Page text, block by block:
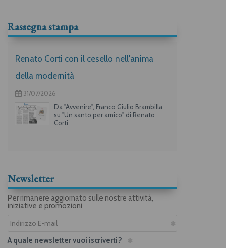
Rassegna stampa
Renato Corti con il cesello nell'anima
della modernità
31/07/2026
Da "Avvenire", Franco Giulio Brambilla
su "Un santo per amico" di Renato
Corti
Newsletter
Per rimanere aggiornato sulle nostre attività,
iniziative e promozioni
A quale newsletter vuoi iscriverti?